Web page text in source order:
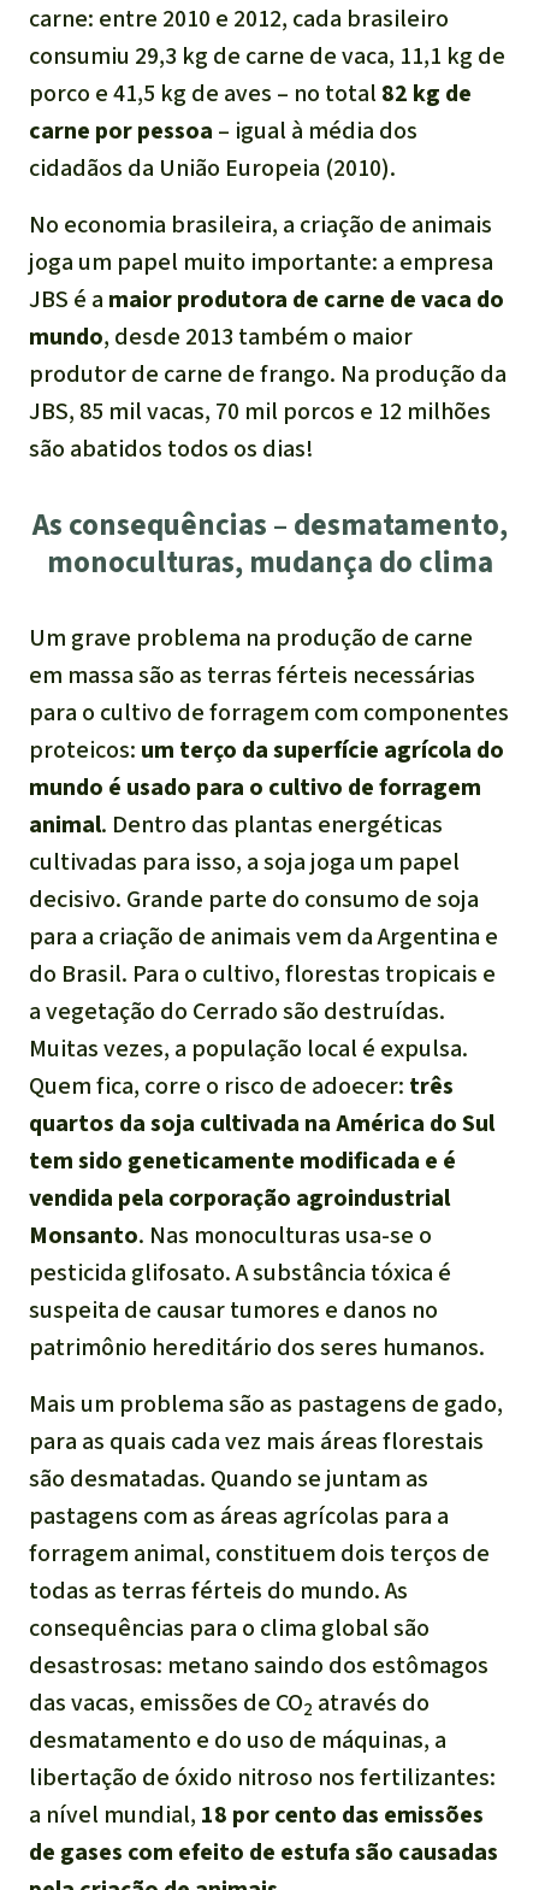
Áreas de proteção
ambiental
carne: entre 2010 e 2012, cada brasileiro
consumiu 29,3 kg de carne de vaca, 11,1 kg de
porco e 41,5 kg de aves – no total 82 kg de
carne por pessoa – igual à média dos
cidadãos da União Europeia (2010).
No economia brasileira, a criação de animais
joga um papel muito importante: a empresa
JBS é a maior produtora de carne de vaca do
mundo, desde 2013 também o maior
produtor de carne de frango. Na produção da
JBS, 85 mil vacas, 70 mil porcos e 12 milhões
são abatidos todos os dias!
As consequências – desmatamento,
monoculturas, mudança do clima
Um grave problema na produção de carne
em massa são as terras férteis necessárias
para o cultivo de forragem com componentes
proteicos: um terço da superfície agrícola do
mundo é usado para o cultivo de forragem
animal. Dentro das plantas energéticas
cultivadas para isso, a soja joga um papel
decisivo. Grande parte do consumo de soja
para a criação de animais vem da Argentina e
do Brasil. Para o cultivo, florestas tropicais e
a vegetação do Cerrado são destruídas.
Muitas vezes, a população local é expulsa.
Quem fica, corre o risco de adoecer: três
quartos da soja cultivada na América do Sul
tem sido geneticamente modificada e é
vendida pela corporação agroindustrial
Monsanto. Nas monoculturas usa-se o
pesticida glifosato. A substância tóxica é
suspeita de causar tumores e danos no
patrimônio hereditário dos seres humanos.
Mais um problema são as pastagens de gado,
para as quais cada vez mais áreas florestais
são desmatadas. Quando se juntam as
pastagens com as áreas agrícolas para a
forragem animal, constituem dois terços de
todas as terras férteis do mundo. As
consequências para o clima global são
desastrosas: metano saindo dos estômagos
das vacas, emissões de CO2 através do
desmatamento e do uso de máquinas, a
libertação de óxido nitroso nos fertilizantes:
a nível mundial, 18 por cento das emissões
de gases com efeito de estufa são causadas